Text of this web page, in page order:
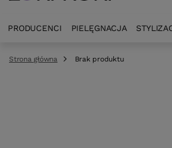
PRODUCENCI PIELĘGNACJA
Strona główna Brak produktu